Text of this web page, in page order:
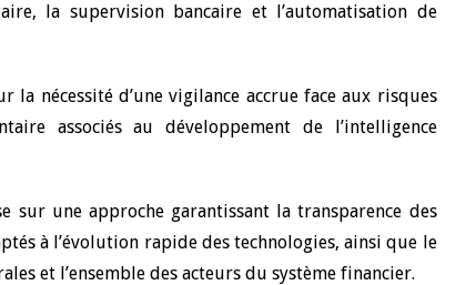
la supervision bancaire et l’automatisation de
la nécessité d’une vigilance accrue face aux risques
associés au développement de l’intelligence
une approche garantissant la transparence des
à l’évolution rapide des technologies, ainsi que le
et l’ensemble des acteurs du système financier.
de la cérémonie
annuel 2025
Politique Monétaire de la BCEAO du 10
juin 2026, prononcée par son Président